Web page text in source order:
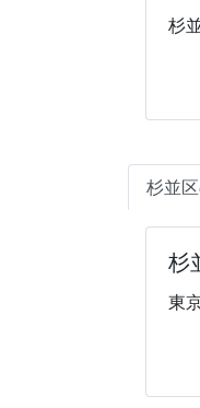
杉
杉並
杉
東